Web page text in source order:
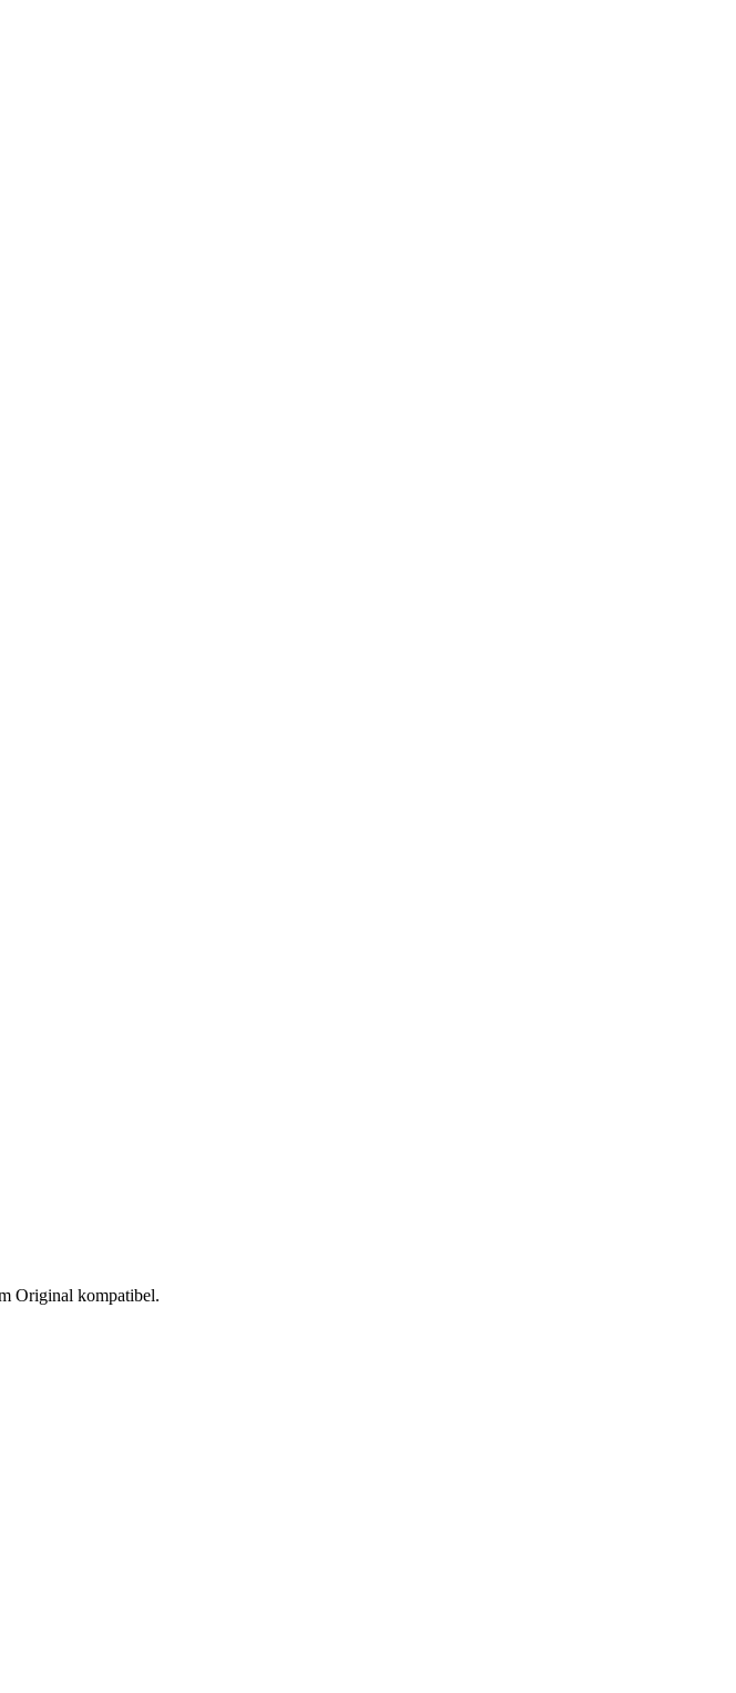
Original kompatibel.